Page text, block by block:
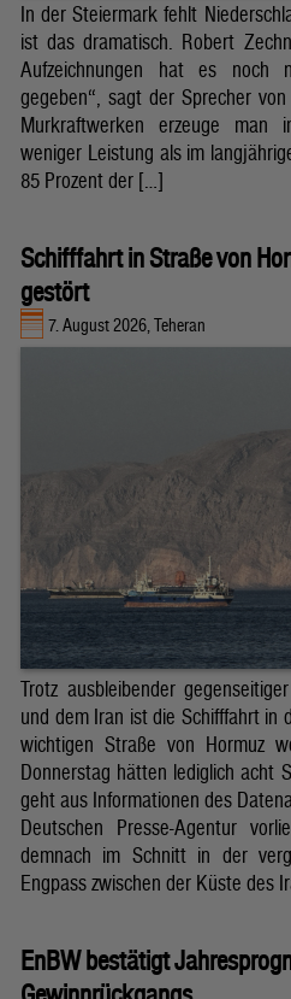
In der Steiermark fehlt
ist das dramatisch. Robert
Aufzeichnungen hat es
gegeben“, sagt der Sprecher
Murkraftwerken erzeuge man
weniger Leistung als im
85 Prozent der […]
Schifffahrt in Straße von
gestört
7. August 2026, Teheran
Trotz ausbleibender
und dem Iran ist die Schifffahrt in
wichtigen Straße von Hormuz
Donnerstag hätten lediglich acht
geht aus Informationen des
Deutschen Presse-Agentur
demnach im Schnitt in der
Engpass zwischen der Küste des
EnBW bestätigt